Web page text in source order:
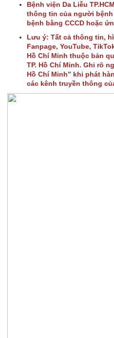
Bệnh viện Da Liễu
thông tin của người
bệnh bằng CCCD hoặc
Lưu ý: Tất cả thông tin,
Fanpage, YouTube,
Hồ Chí Minh thuộc bản
TP. Hồ Chí Minh. Ghi rõ
Hồ Chí Minh” khi phát
các kênh truyền thông